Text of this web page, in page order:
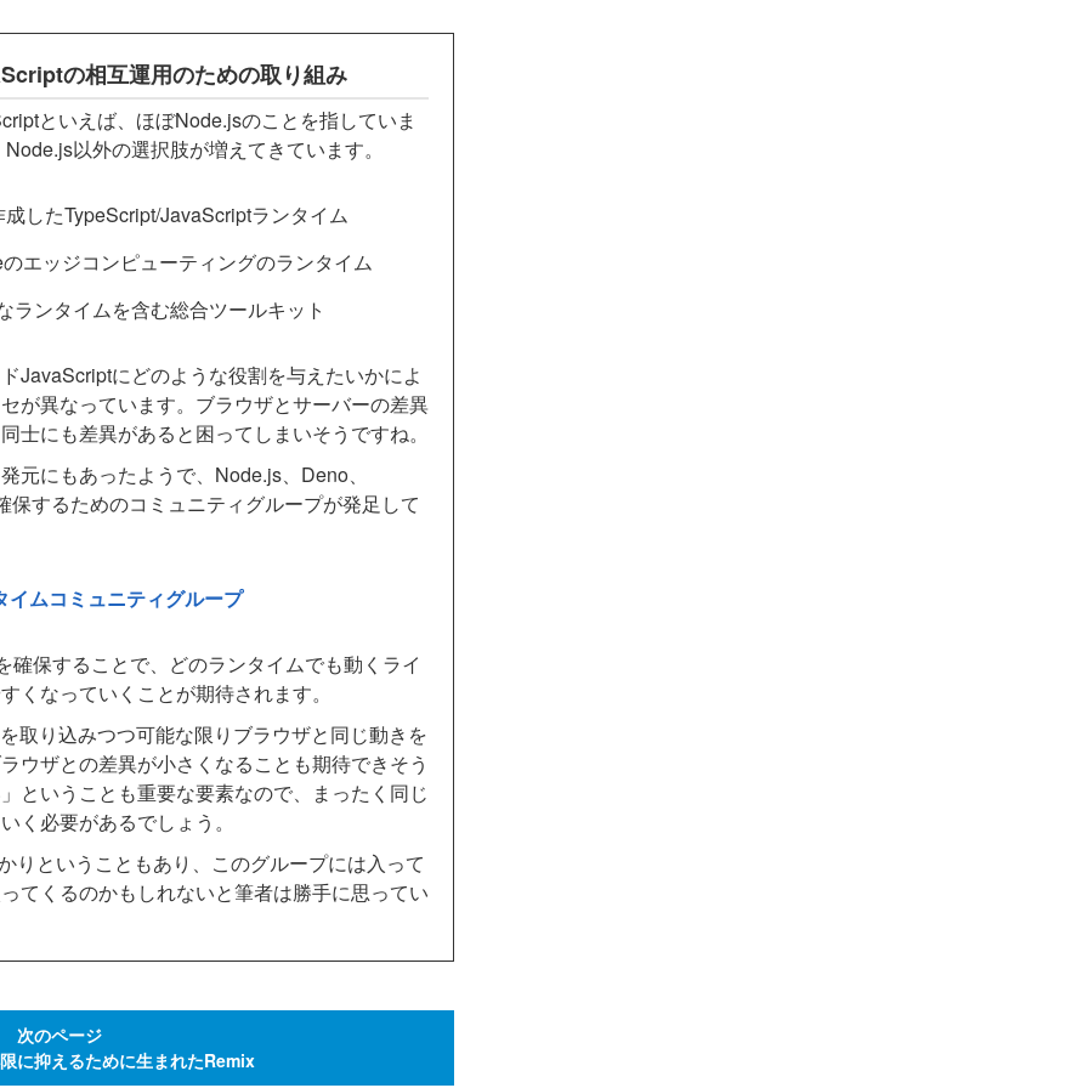
の相互運用のための取り組み
といえば、ほぼNode.jsのことを指していま
以外の選択肢が増えてきています。
したTypeScript/JavaScriptランタイム
エッジコンピューティングのランタイム
ランタイムを含む総合ツールキット
にどのような役割を与えたいかによ
が異なっています。ブラウザとサーバーの差異
士にも差異があると困ってしまいそうですね。
にもあったようで、Node.js、Deno、
するためのコミュニティグループが発足して
ムコミュニティグループ
保することで、どのランタイムでも動くライ
くなっていくことが期待されます。
り込みつつ可能な限りブラウザと同じ動きを
ウザとの差異が小さくなることも期待できそう
ということも重要な要素なので、まったく同じ
く必要があるでしょう。
ということもあり、このグループには入って
てくるのかもしれないと筆者は勝手に思ってい
次のページ
に抑えるために生まれたRemix